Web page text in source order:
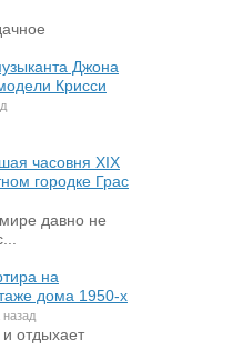
Джона
Крисси
часовня XIX
городке Грас
давно не
на
дома 1950-х
назад
и отдыхает